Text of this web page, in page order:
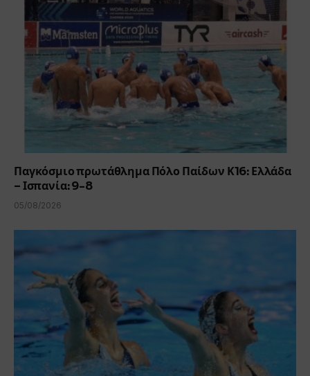
Παγκόσμιο πρωτάθλημα Πόλο Παίδων Κ16: Ελλάδα
– Ισπανία: 9-8
05/08/2026